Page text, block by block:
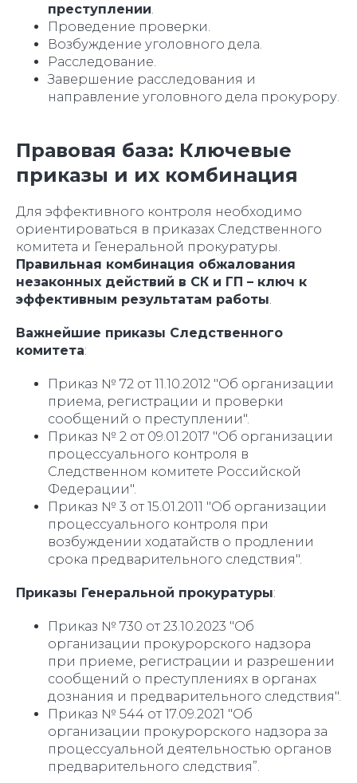
преступлении
Проведение проверки.
Возбуждение уголовного дела.
Расследование.
Завершение расследования и
направление уголовного дела прокурору.
Правовая база: Ключевые
приказы и их комбинация
Для эффективного контроля необходимо
ориентироваться в приказах Следственного
комитета и Генеральной прокуратуры.
Правильная комбинация обжалования
незаконных действий в СК и ГП – ключ к
эффективным результатам работы
Важнейшие приказы Следственного
комитета:
Приказ № 72 от 11.10.2012 "Об организации
приема, регистрации и проверки
сообщений о преступлении".
Приказ № 2 от 09.01.2017 "Об организации
процессуального контроля в
Следственном комитете Российской
Федерации".
Приказ № 3 от 15.01.2011 "Об организации
процессуального контроля при
возбуждении ходатайств о продлении
срока предварительного следствия".
Приказы Генеральной прокуратуры:
Приказ № 730 от 23.10.2023 "Об
организации прокурорского надзора
при приеме, регистрации и разрешении
сообщений о преступлениях в органах
дознания и предварительного следствия".
Приказ № 544 от 17.09.2021 "Об
организации прокурорского надзора за
процессуальной деятельностью органов
предварительного следствия”.